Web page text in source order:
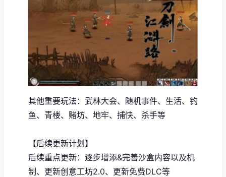
其他重要玩法：武林大会、随机事件、生活、钓
鱼、青楼、赌坊、地牢、捕快、杀手等
【后续更新计划】
后续重点更新：逐步增添&完善沙盒内容以及机
制、更新创意工坊2.0、更新免费DLC等